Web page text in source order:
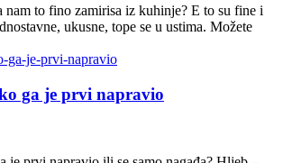
nam to fino zamirisa iz kuhinje? E to su fine i
ukusne, tope se u ustima. Možete
ga je prvi napravio